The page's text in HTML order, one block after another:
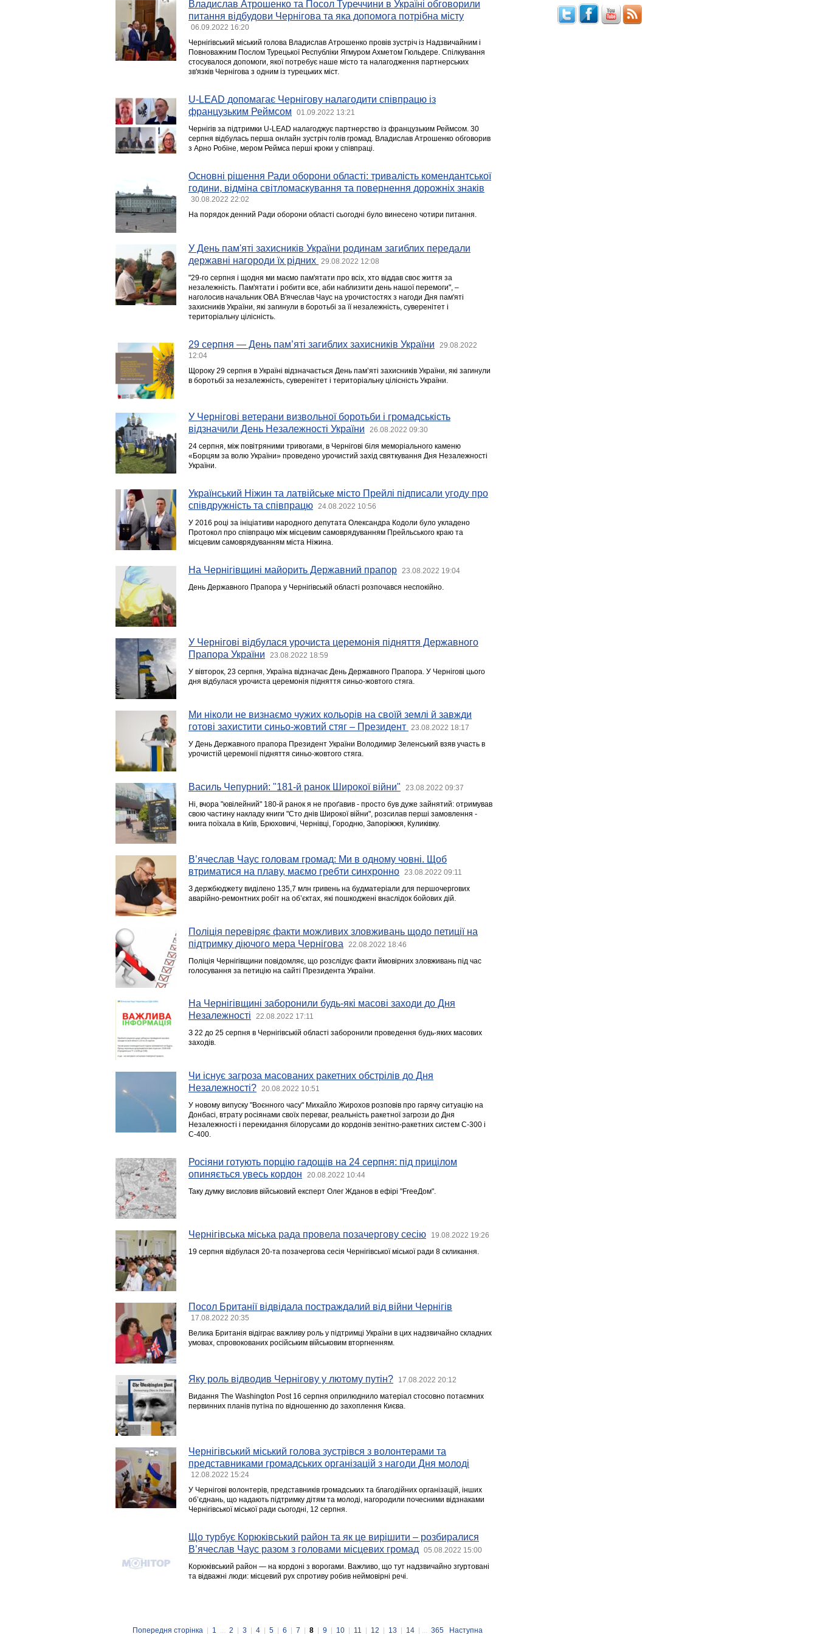
Владислав Атрошенко та Посол Туреччини в Україні обговорили
питання відбудови Чернігова та яка допомога потрібна місту
06.09.2022 16:20
Чернігівський міський голова Владислав Атрошенко провів зустріч із Надзвичайним і
Повноважним Послом Турецької Республіки Ягмуром Ахметом Гюльдере. Спілкування
стосувалося допомоги, якої потребує наше місто та налагодження партнерських
зв'язків Чернігова з одним із турецьких міст.
U-LEAD допомагає Чернігову налагодити співпрацю із
французьким Реймсом
01.09.2022 13:21
Чернігів за підтримки U-LEAD налагоджує партнерство із французьким Реймсом. 30
серпня відбулась перша онлайн зустріч голів громад. Владислав Атрошенко обговорив
з Арно Робіне, мером Реймса перші кроки у співпраці.
Основні рішення Ради оборони області: тривалість комендантської
години, відміна світломаскування та повернення дорожніх знаків
30.08.2022 22:02
На порядок денний Ради оборони області сьогодні було винесено чотири питання.
У День пам'яті захисників України родинам загиблих передали
державні нагороди їх рідних
29.08.2022 12:08
"29-го серпня і щодня ми маємо пам'ятати про всіх, хто віддав своє життя за
незалежність. Пам'ятати і робити все, аби наблизити день нашої перемоги", –
наголосив начальник ОВА В'ячеслав Чаус на урочистостях з нагоди Дня пам'яті
захисників України, які загинули в боротьбі за її незалежність, суверенітет і
територіальну цілісність.
29 серпня — День пам’яті загиблих захисників України
29.08.2022
12:04
Щороку 29 серпня в Україні відзначається День пам’яті захисників України, які загинули
в боротьбі за незалежність, суверенітет і територіальну цілісність України.
У Чернігові ветерани визвольної боротьби і громадськість
відзначили День Незалежності України
26.08.2022 09:30
24 серпня, між повітряними тривогами, в Чернігові біля меморіального каменю
«Борцям за волю України» проведено урочистий захід святкування Дня Незалежності
України.
Український Ніжин та латвійське місто Прейлі підписали угоду про
співдружність та співпрацю
24.08.2022 10:56
У 2016 році за ініціативи народного депутата Олександра Кодоли було укладено
Протокол про співпрацю між місцевим самоврядуванням Прейльського краю та
місцевим самоврядуванням міста Ніжина.
На Чернігівщині майорить Державний прапор 23.08.2022 19:04
День Державного Прапора у Чернігівській області розпочався неспокійно.
У Чернігові відбулася урочиста церемонія підняття Державного
Прапора України
23.08.2022 18:59
У вівторок, 23 серпня, Україна відзначає День Державного Прапора. У Чернігові цього
дня відбулася урочиста церемонія підняття синьо-жовтого стяга.
Ми ніколи не визнаємо чужих кольорів на своїй землі й завжди
готові захистити синьо-жовтий стяг – Президент
23.08.2022 18:17
У День Державного прапора Президент України Володимир Зеленський взяв участь в
урочистій церемонії підняття синьо-жовтого стяга.
Василь Чепурний: "181-й ранок Широкої війни" 23.08.2022 09:37
Ні, вчора "ювілейний" 180-й ранок я не проґавив - просто був дуже зайнятий: отримував
свою частину накладу книги "Сто днів Широкої війни", розсилав перші замовлення -
книга поїхала в Київ, Брюховичі, Чернівці, Городню, Запоріжжя, Куликівку.
В’ячеслав Чаус головам громад: Ми в одному човні. Щоб
втриматися на плаву, маємо гребти синхронно
23.08.2022 09:11
З держбюджету виділено 135,7 млн гривень на будматеріали для першочергових
аварійно-ремонтних робіт на об’єктах, які пошкоджені внаслідок бойових дій.
Поліція перевіряє факти можливих зловживань щодо петиції на
підтримку діючого мера Чернігова
22.08.2022 18:46
Поліція Чернігівщини повідомляє, що розслідує факти ймовірних зловживань під час
голосування за петицію на сайті Президента України.
На Чернігівщині заборонили будь-які масові заходи до Дня
Незалежності
22.08.2022 17:11
З 22 до 25 серпня в Чернігівській області заборонили проведення будь-яких масових
заходів.
Чи існує загроза масованих ракетних обстрілів до Дня
Незалежності?
20.08.2022 10:51
У новому випуску "Воєнного часу" Михайло Жирохов розповів про гарячу ситуацію на
Донбасі, втрату росіянами своїх переваг, реальність ракетної загрози до Дня
Незалежності і перекидання білорусами до кордонів зенітно-ракетних систем С-300 і
С-400.
Росіяни готують порцію гадощів на 24 серпня: під прицілом
опиняється увесь кордон
20.08.2022 10:44
Таку думку висловив військовий експерт Олег Жданов в ефірі "FreeДом".
Чернігівська міська рада провела позачергову сесію 19.08.2022 19:26
19 серпня відбулася 20-та позачергова сесія Чернігівської міської ради 8 скликання.
Посол Британії відвідала постраждалий від війни Чернігів
17.08.2022 20:35
Велика Британія відіграє важливу роль у підтримці України в цих надзвичайно складних
умовах, спровокованих російським військовим вторгненням.
Яку роль відводив Чернігову у лютому путін? 17.08.2022 20:12
Видання The Washington Post 16 серпня оприлюднило матеріал стосовно потаємних
первинних планів путіна по відношенню до захоплення Києва.
Чернігівський міський голова зустрівся з волонтерами та
представниками громадських організацій з нагоди Дня молоді
12.08.2022 15:24
У Чернігові волонтерів, представників громадських та благодійних організацій, інших
об’єднань, що надають підтримку дітям та молоді, нагородили почесними відзнаками
Чернігівської міської ради сьогодні, 12 серпня.
Що турбує Корюківський район та як це вирішити – розбиралися
В’ячеслав Чаус разом з головами місцевих громад
05.08.2022 15:00
Корюківський район — на кордоні з ворогами. Важливо, що тут надзвичайно згуртовані
та відважні люди: місцевий рух спротиву робив неймовірні речі.
Попередня сторінка 1 ... 2 3 4 5 6 7 8 9 10 11 12 13 14 | ... 365 Наступна